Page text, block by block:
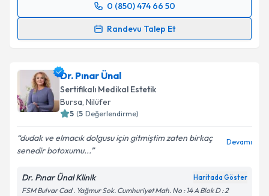
0 (850) 474 66 50
Randevu Talep Et
Randevu Takvimi Talebi
takvim hazırlandığında e-posta ile bilgilendireceğiz.
E-posta Adresiniz
Metni
kapsamda işlenmesini kabul ediyorum.
Dr. Pınar Ünal
Sertifikalı Medikal Estetik
Bursa, Nilüfer
5 (5 Değerlendirme)
dudak ve elmacık dolgusu için gitmiştim zaten birkaç
senedir botoxumu...
Devamı
Dr. Pınar Ünal Klinik Haritada Göster
FSM Bulvar Cad . Yağmur Sok. Cumhuriyet Mah. No : 14 A Blok D : 2